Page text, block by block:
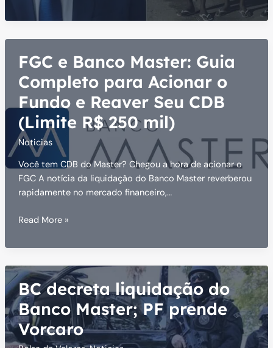
critica
PL
alerta
para
asfixia
FGC e Banco Master: Guia
Completo para Acionar o
Fundo e Reaver Seu CDB
(Limite R$ 250 mil)
Noticias
Você tem CDB do Master? Chegou a hora de acionar o
FGC A notícia da liquidação do Banco Master reverberou
rapidamente no mercado financeiro,…
FGC
Banco
Guia
Completo
para
Acionar
o
Read More »
BC decreta liquidação do
Banco Master; PF prende
Vorcaro